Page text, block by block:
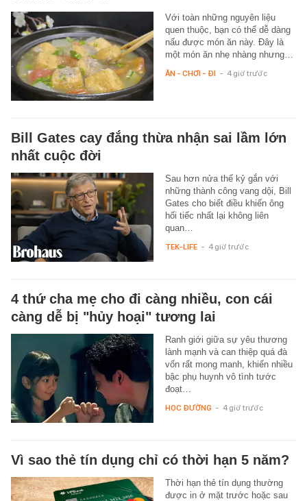
Với toàn những nguyên liệu
quen thuộc, bạn có thể dễ dàng
nấu được món ăn này. Đây là
một món ăn nhẹ nhàng nhưng…
ĂN - CHƠI - ĐI - 4 giờ trước
Bill Gates cay đắng thừa nhận sai lầm lớn
nhất cuộc đời
Sau hơn nửa thế kỷ gắn với
những thành công vang dội, Bill
Gates cho biết điều khiến ông
hối tiếc nhất lại không liên
quan…
TEK-LIFE - 4 giờ trước
4 thứ cha mẹ cho đi càng nhiều, con cái
càng dễ bị "hủy hoại" tương lai
Ranh giới giữa sự yêu thương
lành mạnh và can thiệp quá đà
vốn rất mong manh, khiến nhiều
bậc phụ huynh vô tình tước
đoạt…
HỌC ĐƯỜNG - 4 giờ trước
Vì sao thẻ tín dụng chỉ có thời hạn 5 năm?
Thời hạn thẻ tín dụng thường
được in ở mặt trước hoặc sau